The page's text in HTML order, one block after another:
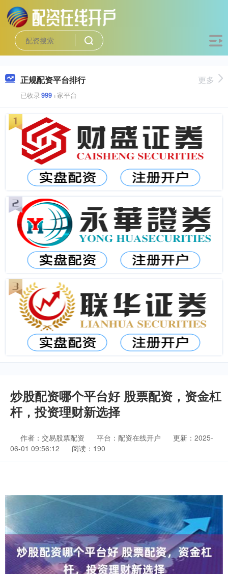
正规配资平台排行
已收录999+家平台
更多
炒股配资哪个平台好 股票配资，资金杠
杆，投资理财新选择
作者：交易股票配资 平台：配资在线开户
更新：2025-
06-01 09:56:12
阅读：190